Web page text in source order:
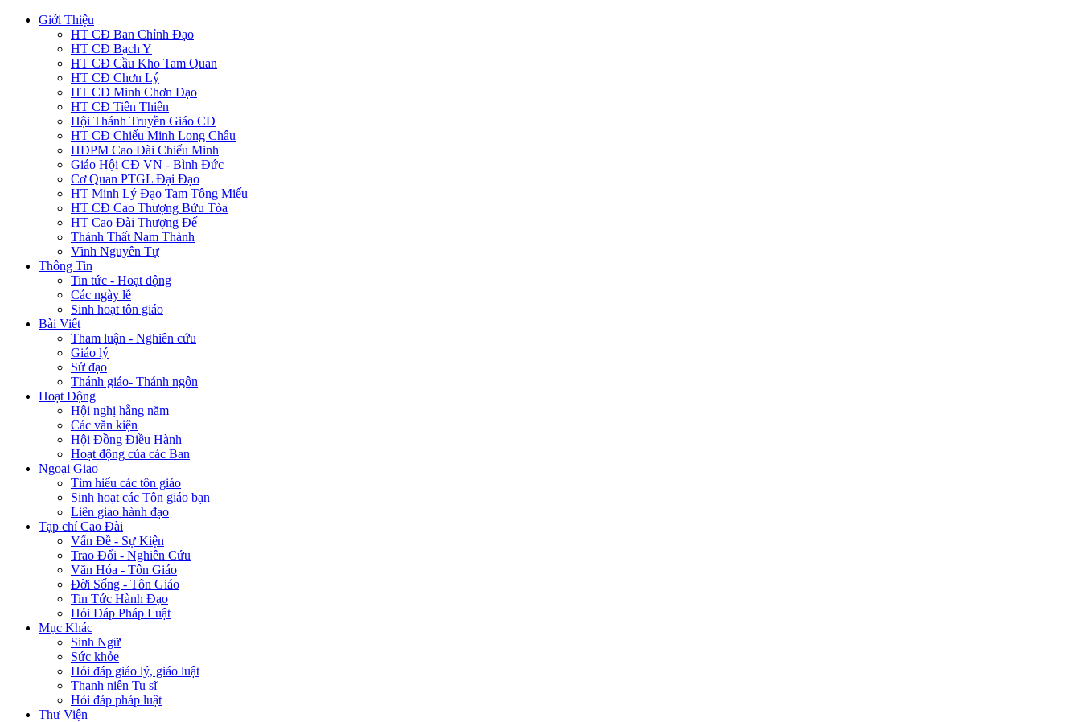
Giới Thiệu
HT CĐ Ban Chỉnh Đạo
HT CĐ Bạch Y
HT CĐ Cầu Kho Tam Quan
HT CĐ Chơn Lý
HT CĐ Minh Chơn Đạo
HT CĐ Tiên Thiên
Hội Thánh Truyền Giáo CĐ
HT CĐ Chiếu Minh Long Châu
HĐPM Cao Đài Chiếu Minh
Giáo Hội CĐ VN - Bình Đức
Cơ Quan PTGL Đại Đạo
HT Minh Lý Đạo Tam Tông Miếu
HT CĐ Cao Thượng Bửu Tòa
HT Cao Đài Thượng Đế
Thánh Thất Nam Thành
Vĩnh Nguyên Tự
Thông Tin
Tin tức - Hoạt động
Các ngày lễ
Sinh hoạt tôn giáo
Bài Viết
Tham luận - Nghiên cứu
Giáo lý
Sử đạo
Thánh giáo- Thánh ngôn
Hoạt Động
Hội nghị hằng năm
Các văn kiện
Hội Đồng Điều Hành
Hoạt động của các Ban
Ngoại Giao
Tìm hiểu các tôn giáo
Sinh hoạt các Tôn giáo bạn
Liên giao hành đạo
Tạp chí Cao Đài
Vấn Đề - Sự Kiện
Trao Đổi - Nghiên Cứu
Văn Hóa - Tôn Giáo
Đời Sống - Tôn Giáo
Tin Tức Hành Đạo
Hỏi Đáp Pháp Luật
Mục Khác
Sinh Ngữ
Sức khỏe
Hỏi đáp giáo lý, giáo luật
Thanh niên Tu sĩ
Hỏi đáp pháp luật
Thư Viện